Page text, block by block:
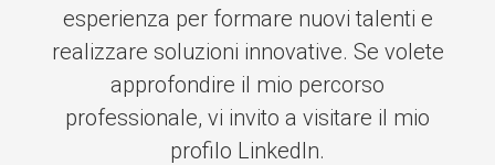
esperienza per formare nuovi talenti e
realizzare soluzioni innovative. Se volete
approfondire il mio percorso
professionale, vi invito a visitare il mio
profilo LinkedIn.